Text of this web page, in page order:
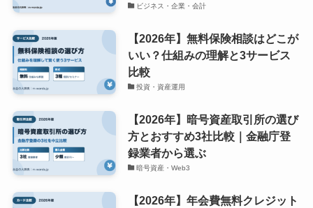
ビジネス・企業・会計
【2026年】無料保険相談はどこが
いい？仕組みの理解と3サービス
比較
投資・資産運用
【2026年】暗号資産取引所の選び
方とおすすめ3社比較｜金融庁登
録業者から選ぶ
暗号資産・Web3
【2026年】年会費無料クレジット